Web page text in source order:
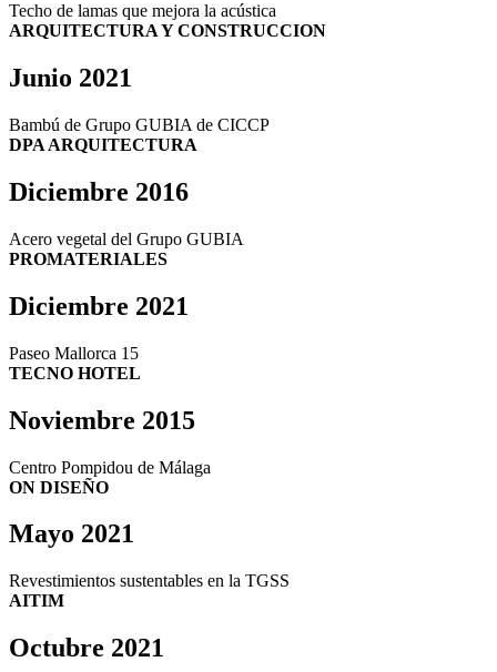
Techo de lamas que mejora la acústica
ARQUITECTURA Y CONSTRUCCION
Junio 2021
Bambú de Grupo GUBIA de CICCP
DPA ARQUITECTURA
Diciembre 2016
Acero vegetal del Grupo GUBIA
PROMATERIALES
Diciembre 2021
Paseo Mallorca 15
TECNO HOTEL
Noviembre 2015
Centro Pompidou de Málaga
ON DISEÑO
Mayo 2021
Revestimientos sustentables en la TGSS
AITIM
Octubre 2021